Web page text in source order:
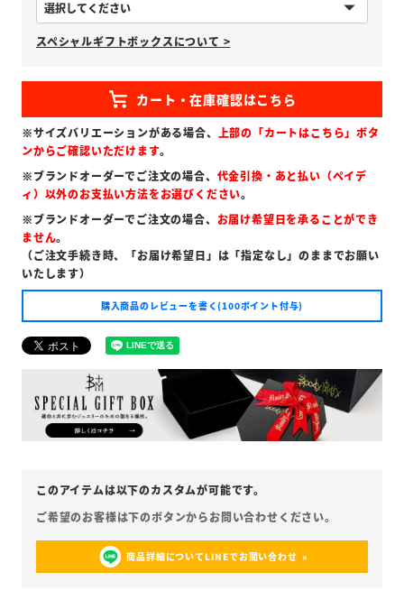
必
須
)
スペシャルギフトボックスについて >
※サイズバリエーションがある場合、 上部の「カートはこちら」ボタ
ンからご確認いただけます。
※ブランドオーダーでご注文の場合、 代金引換・あと払い（ペイデ
ィ）以外のお支払い方法をお選びください。
※ブランドオーダーでご注文の場合、 お届け希望日を承ることができ
ません。
（ご注文手続き時、「お届け希望日」は「指定なし」のままでお願い
いたします）
購入商品のレビューを書く(100ポイント付与)
商品詳細についてLINEでお問い合わせ